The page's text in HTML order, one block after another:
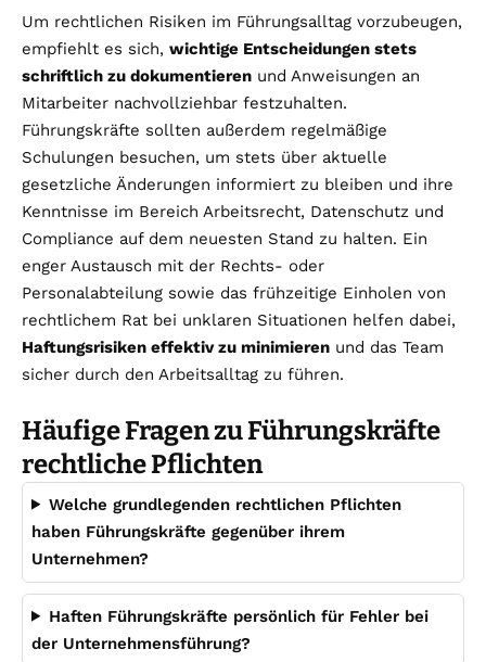
Um rechtlichen Risiken im Führungsalltag vorzubeugen,
empfiehlt es sich, wichtige Entscheidungen stets
schriftlich zu dokumentieren und Anweisungen an
Mitarbeiter nachvollziehbar festzuhalten.
Führungskräfte sollten außerdem regelmäßige
Schulungen besuchen, um stets über aktuelle
gesetzliche Änderungen informiert zu bleiben und ihre
Kenntnisse im Bereich Arbeitsrecht, Datenschutz und
Compliance auf dem neuesten Stand zu halten. Ein
enger Austausch mit der Rechts- oder
Personalabteilung sowie das frühzeitige Einholen von
rechtlichem Rat bei unklaren Situationen helfen dabei,
Haftungsrisiken effektiv zu minimieren und das Team
sicher durch den Arbeitsalltag zu führen.
Häufige Fragen zu Führungskräfte
rechtliche Pflichten
Welche grundlegenden rechtlichen Pflichten
haben Führungskräfte gegenüber ihrem
Unternehmen?
Haften Führungskräfte persönlich für Fehler bei
der Unternehmensführung?